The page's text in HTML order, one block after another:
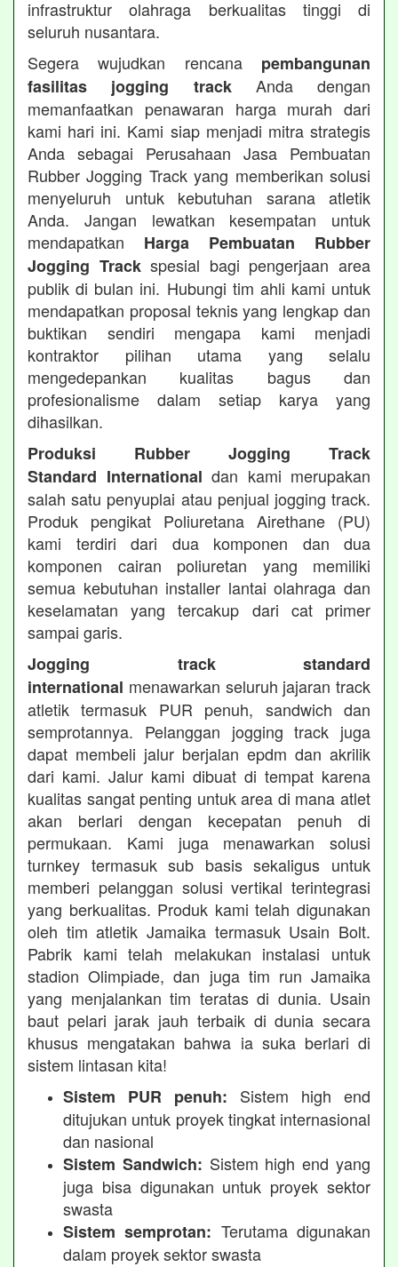
infrastruktur olahraga berkualitas tinggi di
seluruh nusantara.
Segera wujudkan rencana pembangunan
fasilitas jogging trackAnda dengan
memanfaatkan penawaran harga murah dari
kami hari ini. Kami siap menjadi mitra strategis
Anda sebagai Perusahaan Jasa Pembuatan
Rubber Jogging Track yang memberikan solusi
menyeluruh untuk kebutuhan sarana atletik
Anda. Jangan lewatkan kesempatan untuk
mendapatkan Harga Pembuatan Rubber
Jogging Trackspesial bagi pengerjaan area
publik di bulan ini. Hubungi tim ahli kami untuk
mendapatkan proposal teknis yang lengkap dan
buktikan sendiri mengapa kami menjadi
kontraktor pilihan utama yang selalu
mengedepankan kualitas bagus dan
profesionalisme dalam setiap karya yang
dihasilkan.
Produksi Rubber Jogging Track
Standard International dan kami merupakan
salah satu penyuplai atau penjual jogging track.
Produk pengikat Poliuretana Airethane (PU)
kami terdiri dari dua komponen dan dua
komponen cairan poliuretan yang memiliki
semua kebutuhan installer lantai olahraga dan
keselamatan yang tercakup dari cat primer
sampai garis.
Jogging track standard
international menawarkan seluruh jajaran track
atletik termasuk PUR penuh, sandwich dan
semprotannya. Pelanggan jogging track juga
dapat membeli jalur berjalan epdm dan akrilik
dari kami. Jalur kami dibuat di tempat karena
kualitas sangat penting untuk area di mana atlet
akan berlari dengan kecepatan penuh di
permukaan. Kami juga menawarkan solusi
turnkey termasuk sub basis sekaligus untuk
memberi pelanggan solusi vertikal terintegrasi
yang berkualitas. Produk kami telah digunakan
oleh tim atletik Jamaika termasuk Usain Bolt.
Pabrik kami telah melakukan instalasi untuk
stadion Olimpiade, dan juga tim run Jamaika
yang menjalankan tim teratas di dunia. Usain
baut pelari jarak jauh terbaik di dunia secara
khusus mengatakan bahwa ia suka berlari di
sistem lintasan kita!
Sistem PUR penuh: Sistem high end
ditujukan untuk proyek tingkat internasional
dan nasional
Sistem Sandwich: Sistem high end yang
juga bisa digunakan untuk proyek sektor
swasta
Sistem semprotan: Terutama digunakan
dalam proyek sektor swasta